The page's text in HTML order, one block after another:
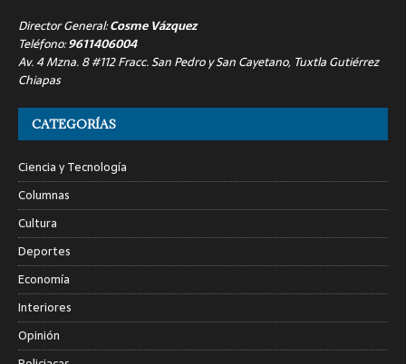
Director General:Cosme Vázquez
Teléfono:9611406004
Av. 4 Mzna. 8 #112 Fracc. San Pedro y San Cayetano, Tuxtla Gutiérrez
Chiapas
CATEGORÍAS
Ciencia y Tecnología
Columnas
Cultura
Deportes
Economía
Interiores
Opinión